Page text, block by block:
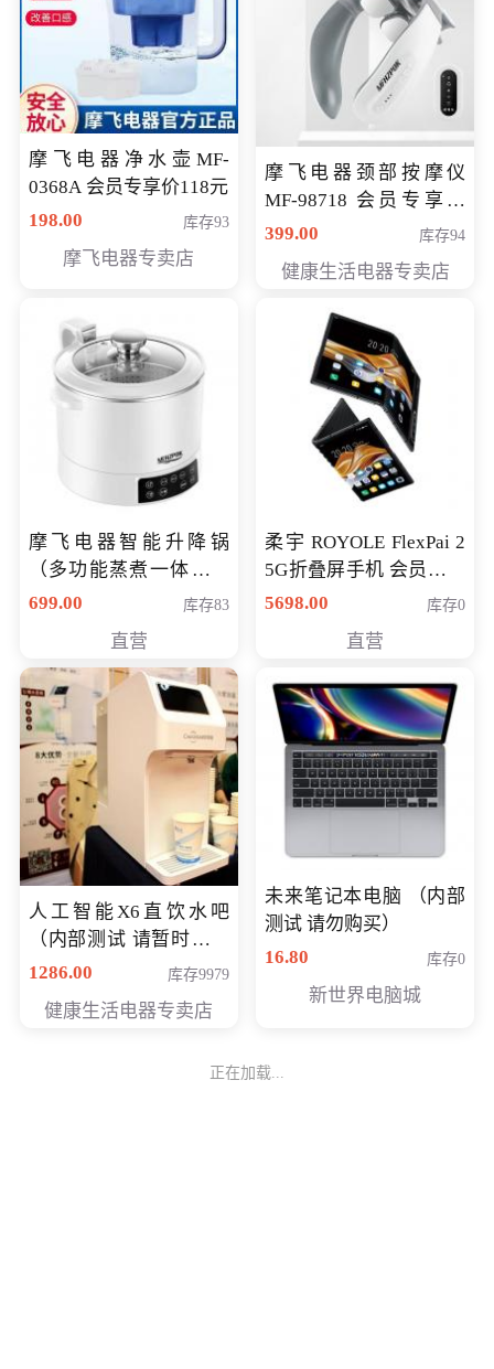
摩飞电器净水壶MF-
0368A 会员专享价118元
198.00
库存93
摩飞电器专卖店
摩飞电器颈部按摩仪
MF-98718 会员专享价
299元
399.00 库存94
健康生活电器专卖店
摩飞电器智能升降锅
（多功能蒸煮一体锅）
（智能升降养生锅） 会
699.00 库存83
直营
柔宇 ROYOLE FlexPai 2
5G折叠屏手机 会员专享
购买价格 4998元
5698.00 库存0
直营
人工智能X6直饮水吧
（内部测试 请暂时不要
购买）
1286.00 库存9979
健康生活电器专卖店
未来笔记本电脑 （内部
测试 请勿购买）
16.80
库存0
新世界电脑城
正在加载...